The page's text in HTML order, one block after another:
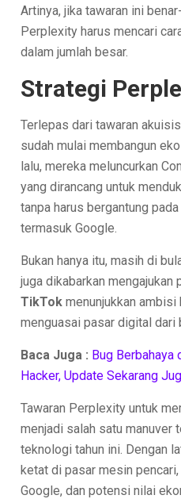
Artinya, jika tawaran ini
Perplexity harus mencari
dalam jumlah besar.
Strategi
Terlepas dari tawaran
sudah mulai membangun
lalu, mereka meluncurkan
yang dirancang untuk
tanpa harus bergantung
termasuk Google.
Bukan hanya itu, masih di
juga dikabarkan mengajukan
TikTok menunjukkan ambisi
menguasai pasar digital dari
Baca Juga : Bug Berbahaya
Hacker, Update Sekarang
Tawaran Perplexity untuk
menjadi salah satu manuver
teknologi tahun ini. Dengan
ketat di pasar mesin
Google, dan potensi nilai